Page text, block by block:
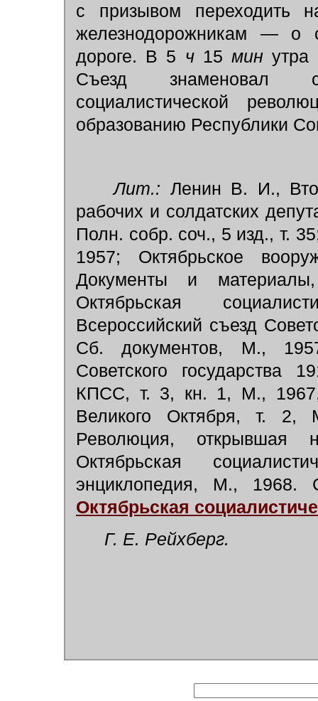
с призывом переходить
железнодорожникам — о
дороге. В 5 ч15 минутра
Съезд знаменовал
социалистической
образованию Республики
Лит.: Ленин В. И.,
рабочих и солдатских
Полн. собр. соч., 5 изд., т.
1957; Октябрьское
Документы и
Октябрьская
Всероссийский съезд
Сб. документов, М.,
Советского государства
КПСС, т. 3, кн. 1, М.,
Великого Октября, т.
Революция,
Октябрьская
энциклопедия, М.,
Октябрьская
Г. Е. Рейхберг.